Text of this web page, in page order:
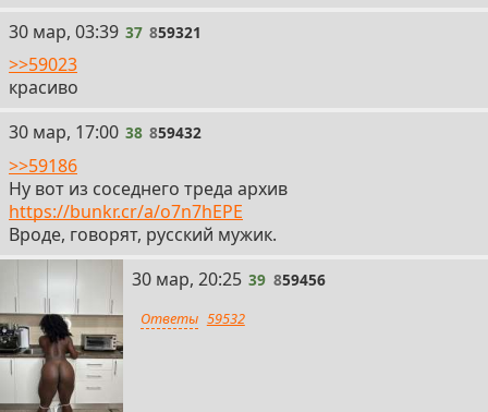
37
30 мар, 03:39 37 859321
>>59023
красиво
38
30 мар, 17:00 38 859432
>>59186
Ну вот из соседнего треда архив
https://bunkr.cr/a/o7n7hEPE
Вроде, говорят, русский мужик.
39
30 мар, 20:25 39 859456
Ответы 59532